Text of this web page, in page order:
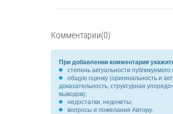
Комментарии(0)
При добавлении комментария
степень актуальности
общую оценку (оригинальность и
доказательность, структурная
выводов);
недостатки, недочеты;
вопросы и пожелания Автору.